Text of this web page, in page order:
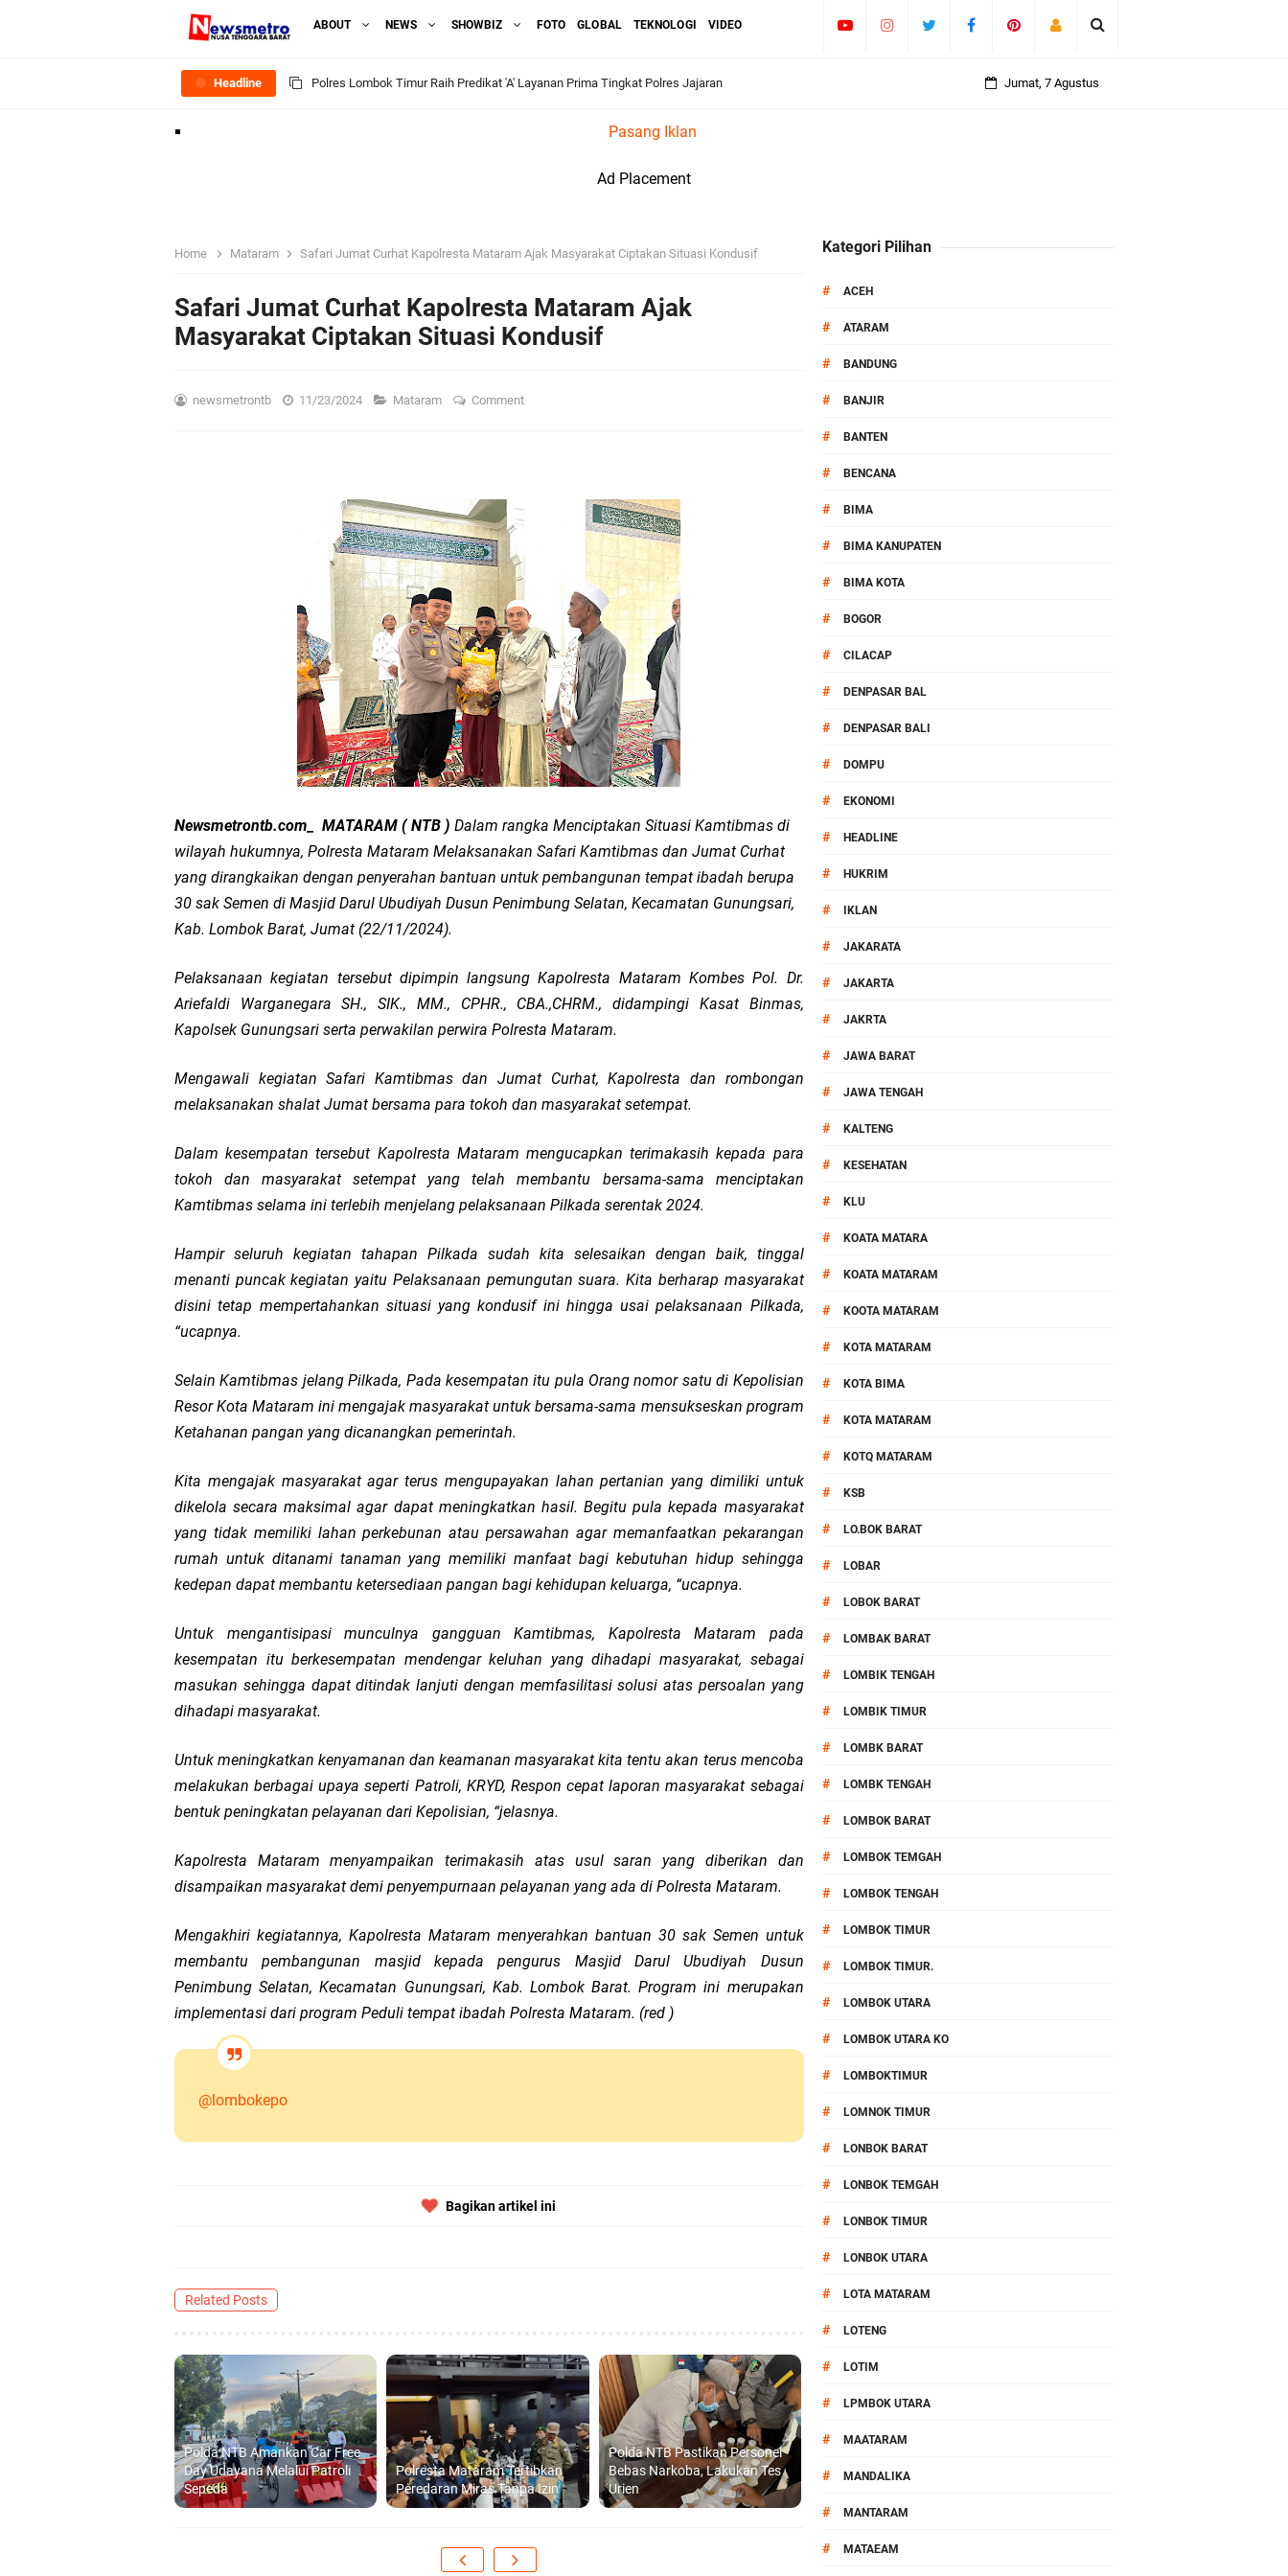
ABOUT NEWS SHOWBIZ FOTO GLOBAL TEKNOLOGI VIDEO
Headline Polres Lombok Timur Raih Predikat 'A' Layanan Prima Tingkat Polres Jajaran
Polres Lotim Gelar Apel Kamtibmas Jelang HUT Ke-81 RI dan Kunjungan Kapolri
Kapolda NTB Buka Rakernis Dorong Sinergi Hadapi Tantangan Kamtibmas
Samapta Polresta Mataram Patroli di Wilayah Ampenan
Sambut HUT RI ke-81, Polsek Selaparang Bagikan Bendera Merah Putih kepada Warga
Dua Residivis Curanmor Dibekuk Polisi, Motor Curian Dijual ke Lombok Tengah
LPA Mataram. Apresiasi Polisi Berhasil Ungkap Kasus Kematian Mahasiswi NDR
Kapolda NTB Letakkan Batu Pertama Balai Kemitraan Polri dan Masyarakat
Kapolda NTB Matangkan Pengamanan MotoGP 2026
Kapolda NTB Sambut Kontingen Peraih Juara III Badminton Kapolri Cup 2026
Polda NTB Perkuat Upaya Cegah Gangguan Kamtibmas Lewat Patroli
Polsek Sandubaya Kawal Prosesi Ngaben di Cilinaya
Kapolsek Lingsar Apresiasi Relawan Evakuasi Wisatawan Berikan HT
Semarak HUT RI ke-81, Polsek Mataram Bagikan Bendera Merah Putih
Sat Lantas Polresta Mataram Petakan Titik Black Spot, Antisipasi Kecelakaan
Wakapolda NTB Gelar Kegiatan Polmas di Kelurahan Taman Sari Ampenan
Kapolsek Dampingi Wakapolda NTB Gelar Program Polmas di Kelurahan Taman Sari
Jelang HUT RI ke_81 _Kunker Kapolri Polda NTB Gelar Apel Siaga Kamtibmas Serentak
Jumat, 7 Agustus
Pasang Iklan
Ad Placement
Home Mataram Safari Jumat Curhat Kapolresta Mataram Ajak Masyarakat Ciptakan Situasi Kondusif
Safari Jumat Curhat Kapolresta Mataram Ajak
Masyarakat Ciptakan Situasi Kondusif
newsmetrontb 11/23/2024 Mataram Comment
Newsmetrontb.com_ MATARAM ( NTB ) Dalam rangka Menciptakan Situasi Kamtibmas di
wilayah hukumnya, Polresta Mataram Melaksanakan Safari Kamtibmas dan Jumat Curhat
yang dirangkaikan dengan penyerahan bantuan untuk pembangunan tempat ibadah berupa
30 sak Semen di Masjid Darul Ubudiyah Dusun Penimbung Selatan, Kecamatan Gunungsari,
Kab. Lombok Barat, Jumat (22/11/2024).
Pelaksanaan kegiatan tersebut dipimpin langsung Kapolresta Mataram Kombes Pol. Dr.
Ariefaldi Warganegara SH., SIK., MM., CPHR., CBA.,CHRM., didampingi Kasat Binmas,
Kapolsek Gunungsari serta perwakilan perwira Polresta Mataram.
Mengawali kegiatan Safari Kamtibmas dan Jumat Curhat, Kapolresta dan rombongan
melaksanakan shalat Jumat bersama para tokoh dan masyarakat setempat.
Dalam kesempatan tersebut Kapolresta Mataram mengucapkan terimakasih kepada para
tokoh dan masyarakat setempat yang telah membantu bersama-sama menciptakan
Kamtibmas selama ini terlebih menjelang pelaksanaan Pilkada serentak 2024.
Hampir seluruh kegiatan tahapan Pilkada sudah kita selesaikan dengan baik, tinggal
menanti puncak kegiatan yaitu Pelaksanaan pemungutan suara. Kita berharap masyarakat
disini tetap mempertahankan situasi yang kondusif ini hingga usai pelaksanaan Pilkada,
“ucapnya.
Selain Kamtibmas jelang Pilkada, Pada kesempatan itu pula Orang nomor satu di Kepolisian
Resor Kota Mataram ini mengajak masyarakat untuk bersama-sama mensukseskan program
Ketahanan pangan yang dicanangkan pemerintah.
Kita mengajak masyarakat agar terus mengupayakan lahan pertanian yang dimiliki untuk
dikelola secara maksimal agar dapat meningkatkan hasil. Begitu pula kepada masyarakat
yang tidak memiliki lahan perkebunan atau persawahan agar memanfaatkan pekarangan
rumah untuk ditanami tanaman yang memiliki manfaat bagi kebutuhan hidup sehingga
kedepan dapat membantu ketersediaan pangan bagi kehidupan keluarga, “ucapnya.
Untuk mengantisipasi munculnya gangguan Kamtibmas, Kapolresta Mataram pada
kesempatan itu berkesempatan mendengar keluhan yang dihadapi masyarakat, sebagai
masukan sehingga dapat ditindak lanjuti dengan memfasilitasi solusi atas persoalan yang
dihadapi masyarakat.
Untuk meningkatkan kenyamanan dan keamanan masyarakat kita tentu akan terus mencoba
melakukan berbagai upaya seperti Patroli, KRYD, Respon cepat laporan masyarakat sebagai
bentuk peningkatan pelayanan dari Kepolisian, “jelasnya.
Kapolresta Mataram menyampaikan terimakasih atas usul saran yang diberikan dan
disampaikan masyarakat demi penyempurnaan pelayanan yang ada di Polresta Mataram.
Mengakhiri kegiatannya, Kapolresta Mataram menyerahkan bantuan 30 sak Semen untuk
membantu pembangunan masjid kepada pengurus Masjid Darul Ubudiyah Dusun
Penimbung Selatan, Kecamatan Gunungsari, Kab. Lombok Barat. Program ini merupakan
implementasi dari program Peduli tempat ibadah Polresta Mataram. (red )
@lombokepo
Bagikan artikel ini
Related Posts
Polda NTB Amankan Car Free
Day Udayana Melalui Patroli
Sepeda
Polresta Mataram Tertibkan
Peredaran Miras Tanpa Izin
Polda NTB Pastikan Personel
Bebas Narkoba, Lakukan Tes
Urien
Kategori Pilihan
# ACEH
# ATARAM
# BANDUNG
# BANJIR
# BANTEN
# BENCANA
# BIMA
# BIMA KANUPATEN
# BIMA KOTA
# BOGOR
# CILACAP
# DENPASAR BAL
# DENPASAR BALI
# DOMPU
# EKONOMI
# HEADLINE
# HUKRIM
# IKLAN
# JAKARATA
# JAKARTA
# JAKRTA
# JAWA BARAT
# JAWA TENGAH
# KALTENG
# KESEHATAN
# KLU
# KOATA MATARA
# KOATA MATARAM
# KOOTA MATARAM
# KOTA MATARAM
# KOTA BIMA
# KOTA MATARAM
# KOTQ MATARAM
# KSB
# LO.BOK BARAT
# LOBAR
# LOBOK BARAT
# LOMBAK BARAT
# LOMBIK TENGAH
# LOMBIK TIMUR
# LOMBK BARAT
# LOMBK TENGAH
# LOMBOK BARAT
# LOMBOK TEMGAH
# LOMBOK TENGAH
# LOMBOK TIMUR
# LOMBOK TIMUR.
# LOMBOK UTARA
# LOMBOK UTARA KO
# LOMBOKTIMUR
# LOMNOK TIMUR
# LONBOK BARAT
# LONBOK TEMGAH
# LONBOK TIMUR
# LONBOK UTARA
# LOTA MATARAM
# LOTENG
# LOTIM
# LPMBOK UTARA
# MAATARAM
# MANDALIKA
# MANTARAM
# MATAEAM